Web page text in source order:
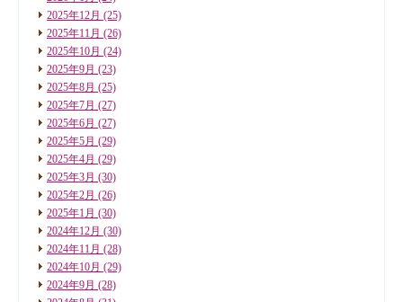
2025年12月 (25)
2025年11月 (26)
2025年10月 (24)
2025年9月 (23)
2025年8月 (25)
2025年7月 (27)
2025年6月 (27)
2025年5月 (29)
2025年4月 (29)
2025年3月 (30)
2025年2月 (26)
2025年1月 (30)
2024年12月 (30)
2024年11月 (28)
2024年10月 (29)
2024年9月 (28)